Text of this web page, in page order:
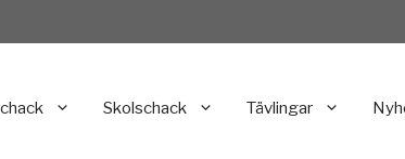
Skolschack Tävlingar